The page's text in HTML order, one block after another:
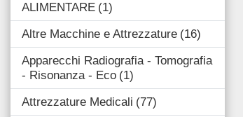
ALIMENTARE 1
Altre Macchine e Attrezzature 16
Apparecchi Radiografia - Tomografia
- Risonanza - Eco 1
Attrezzature Medicali 77